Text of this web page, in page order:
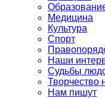
Медицина
Культура
Спорт
Наши
Судьбы
Творчество
Нам пишут